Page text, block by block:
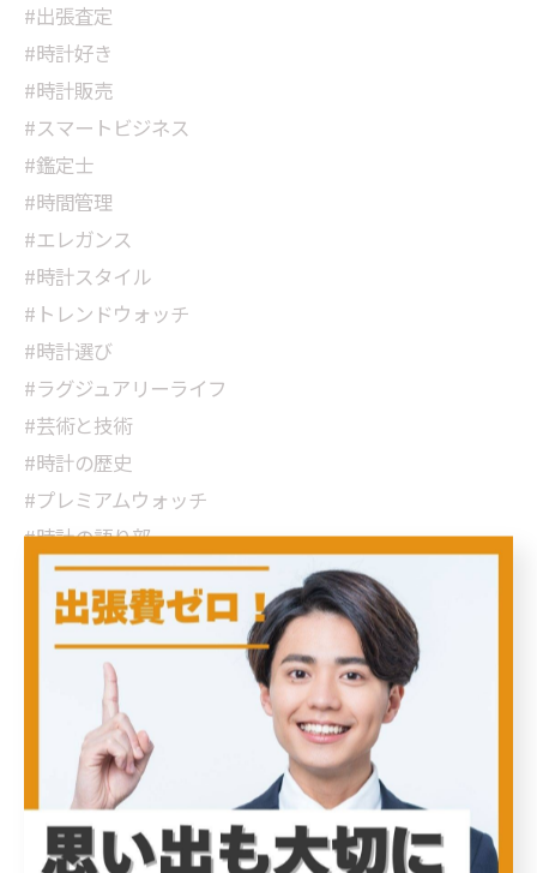
#出張査定
#時計好き
#時計販売
#スマートビジネス
#鑑定士
#時間管理
#エレガンス
#時計スタイル
#トレンドウォッチ
#時計選び
#ラグジュアリーライフ
#芸術と技術
#時計の歴史
#プレミアムウォッチ
#時計の語り部
#個性とスタイル
#熟練の技術
#時計の旅
#次のオーナーへ
#時計の価値
#時を刻む楽しみ